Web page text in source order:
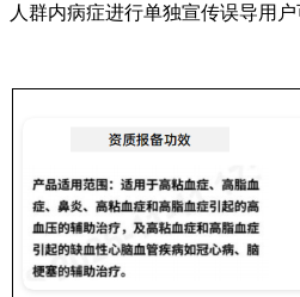
人群内病症进行单独宣传误导用